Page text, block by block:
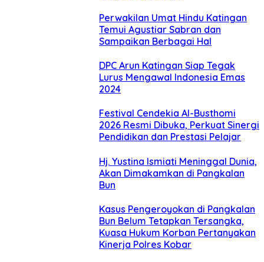
Perwakilan Umat Hindu Katingan
Temui Agustiar Sabran dan
Sampaikan Berbagai Hal
DPC Arun Katingan Siap Tegak
Lurus Mengawal Indonesia Emas
2024
Festival Cendekia Al-Busthomi
2026 Resmi Dibuka, Perkuat Sinergi
Pendidikan dan Prestasi Pelajar
Hj. Yustina Ismiati Meninggal Dunia,
Akan Dimakamkan di Pangkalan
Bun
Kasus Pengeroyokan di Pangkalan
Bun Belum Tetapkan Tersangka,
Kuasa Hukum Korban Pertanyakan
Kinerja Polres Kobar